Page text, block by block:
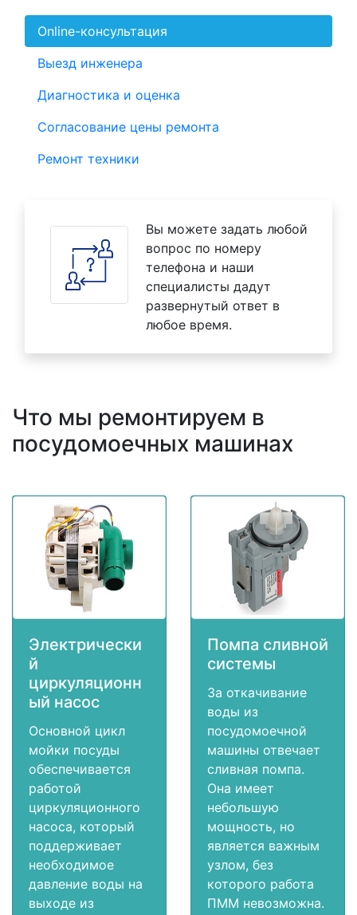
Online-консультация
Выезд инженера
Диагностика и оценка
Согласование цены ремонта
Ремонт техники
Вы можете задать любой
вопрос по номеру
телефона и наши
специалисты дадут
развернутый ответ в
любое время.
Что мы ремонтируем в
посудомоечных машинах
Электрически
й
циркуляционн
ый насос
Основной цикл
мойки посуды
обеспечивается
работой
циркуляционного
насоса, который
поддерживает
необходимое
давление воды на
выходе из
Помпа сливной
системы
За откачивание
воды из
посудомоечной
машины отвечает
сливная помпа.
Она имеет
небольшую
мощность, но
является важным
узлом, без
которого работа
ПММ невозможна.